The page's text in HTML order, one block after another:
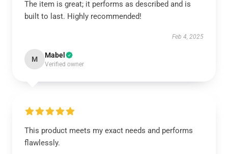
The item is great; it performs as described and is
built to last. Highly recommended!
Feb 4, 2025
M Mabel
Verified owner
This product meets my exact needs and performs
flawlessly.